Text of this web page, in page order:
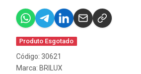
Produto Esgotado
Código: 30621
Marca: BRILUX